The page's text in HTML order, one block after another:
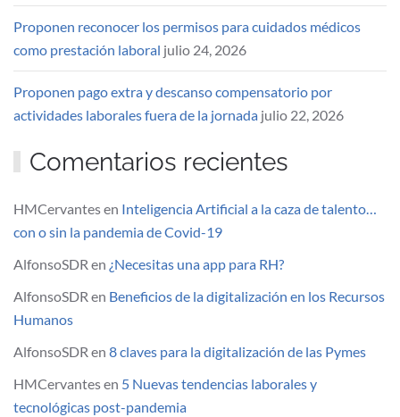
Proponen reconocer los permisos para cuidados médicos
como prestación laboral julio 24, 2026
Proponen pago extra y descanso compensatorio por
actividades laborales fuera de la jornada julio 22, 2026
Comentarios recientes
HMCervantesen Inteligencia Artificial a la caza de talento…
con o sin la pandemia de Covid-19
AlfonsoSDR en ¿Necesitas una app para RH?
AlfonsoSDR en Beneficios de la digitalización en los Recursos
Humanos
AlfonsoSDR en 8 claves para la digitalización de las Pymes
HMCervantesen 5 Nuevas tendencias laborales y
tecnológicas post-pandemia